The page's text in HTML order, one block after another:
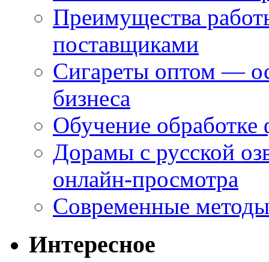
Преимущества
поставщиками
Сигареты оптом —
бизнеса
Обучение
Дорамы с русской
онлайн-просмотра
Современные
Интересное